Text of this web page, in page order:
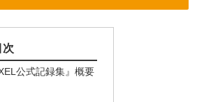
次
公式記録集』概要